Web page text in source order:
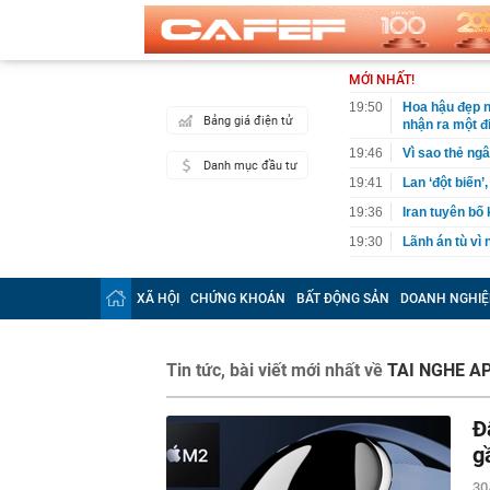
Bảng giá điện tử
Danh mục đầu tư
MỚI NHẤT!
19:50
Hoa hậu đẹp
nhận ra một
19:46
Vì sao thẻ
19:41
Lan ‘đột
19:36
Iran tuyên
19:30
Lãnh án tù vì
19:29
Tịch thu 65,5
19:23
Ra quyết
19:18
Nóng: Khám
19:15
Vietlott 6/8 -
XÃ HỘI CHỨNG KHOÁN BẤT ĐỘNG SẢN DOANH
Tin tức, bài viết mới nhất về TAI NGHE